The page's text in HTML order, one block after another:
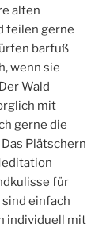
alten
teilen gerne
barfuß
wenn sie
Wald
mit
gerne die
Plätschern
für
einfach
individuell mit